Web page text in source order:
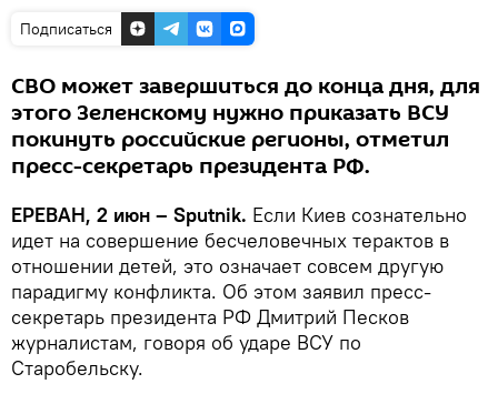
Подписаться
СВО может завершиться до конца дня, для
этого Зеленскому нужно приказать ВСУ
покинуть российские регионы, отметил
пресс-секретарь президента РФ.
ЕРЕВАН, 2 июн – Sputnik. Если Киев сознательно
идет на совершение бесчеловечных терактов в
отношении детей, это означает совсем другую
парадигму конфликта. Об этом заявил пресс-
секретарь президента РФ Дмитрий Песков
журналистам, говоря об ударе ВСУ по
Старобельску.